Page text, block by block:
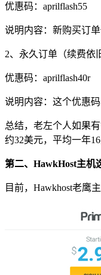
优惠码： aprilflash55
说明内容：新购买订
2、永久订单（续费依
优惠码： aprilflash40r
说明内容：这个优惠
总结，老左个人如果
约32美元，平均一年
第二、HawkHost主机
目前，Hawkhost老鹰